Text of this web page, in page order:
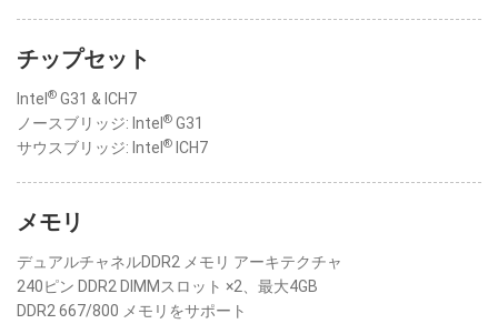
チップセット
Intel ® G31 & ICH7
ノースブリッジ: Intel ® G31
サウスブリッジ: Intel ® ICH7
メモリ
デュアルチャネルDDR2 メモリ アーキテクチャ
240ピン DDR2 DIMMスロット ×2、最大4GB
DDR2 667/800 メモリをサポート